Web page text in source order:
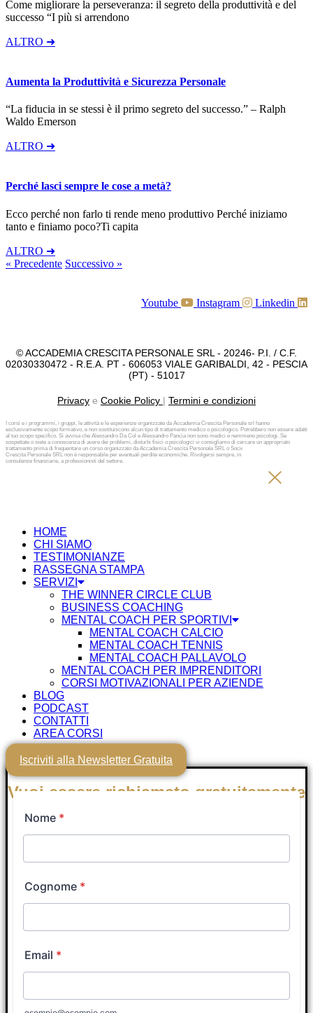
Come migliorare la perseveranza: il segreto della produttività e del
successo “I più si arrendono
ALTRO ➜
Aumenta la Produttività e Sicurezza Personale
“La fiducia in se stessi è il primo segreto del successo.” – Ralph
Waldo Emerson
ALTRO ➜
Perché lasci sempre le cose a metà?
Ecco perché non farlo ti rende meno produttivo Perché iniziamo
tanto e finiamo poco?Ti capita
ALTRO ➜
« Precedente Successivo »
Youtube Instagram Linkedin
© ACCADEMIA CRESCITA PERSONALE SRL - 20246- P.I. / C.F.
02030330472 - R.E.A. PT - 606053 VIALE GARIBALDI, 42 - PESCIA
(PT) - 51017
Privacy e Cookie Policy | Termini e condizioni
I corsi e i programmi, i gruppi, le attività e le esperienze organizzate da Accademia Crescita Personale srl hanno
esclusivamente scopo formativo, e non sostituiscono alcun tipo di trattamento medico o psicologico. Potrebbero non essere adatti
al tuo scopo specifico. Si avvisa che Alessandro Da Col e Alessandro Pancia non sono medici e nemmeno psicologi. Se
sospettate o siete a conoscenza di avere dei problemi, disturbi fisici o psicologici vi consigliamo di cercare un appropriato
trattamento prima di frequentare un corso organizzato da Accademia Crescita Personale SRL o Società diversa. Accademia
Crescita Personale SRL non è responsabile per eventuali perdite economiche. Rivolgersi sempre, in caso di investimenti e
consulenze finanziarie, a professionisti del settore.
HOME
CHI SIAMO
TESTIMONIANZE
RASSEGNA STAMPA
SERVIZI
THE WINNER CIRCLE CLUB
BUSINESS COACHING
MENTAL COACH PER SPORTIVI
MENTAL COACH CALCIO
MENTAL COACH TENNIS
MENTAL COACH PALLAVOLO
MENTAL COACH PER IMPRENDITORI
CORSI MOTIVAZIONALI PER AZIENDE
BLOG
PODCAST
CONTATTI
AREA CORSI
Iscriviti alla Newsletter Gratuita
Vuoi essere richiamato gratuitamente
nei prossimi minuti da un Tutor
Coach?